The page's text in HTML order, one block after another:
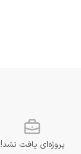
پروژه‌ای یافت نشد!